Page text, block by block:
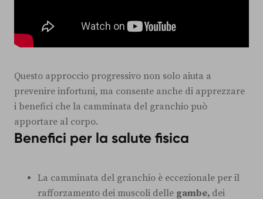
Questo approccio progressivo non solo aiuta a
prevenire infortuni, ma consente anche di apprezzare
i benefici che la camminata del granchio può
apportare al corpo.
Benefici per la salute fisica
La camminata del granchio è eccezionale per il
rafforzamento dei muscoli delle gambe, dei